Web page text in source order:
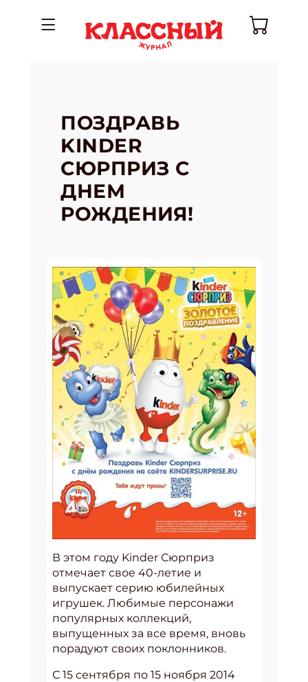
ПОЗДРАВЬ
KINDER
СЮРПРИЗ С
ДНЕМ
РОЖДЕНИЯ!
В этом году Kinder Сюрприз
отмечает свое 40-летие и
выпускает серию юбилейных
игрушек. Любимые персонажи
популярных коллекций,
выпущенных за все время, вновь
порадуют своих поклонников.
С 15 сентября по 15 ноября 2014